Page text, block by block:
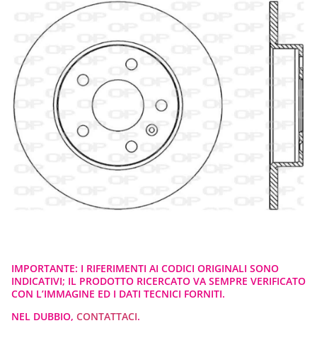
IMPORTANTE: I RIFERIMENTI AI CODICI ORIGINALI SONO
INDICATIVI; IL PRODOTTO RICERCATO VA SEMPRE VERIFICATO
CON L’IMMAGINE ED I DATI TECNICI FORNITI.
NEL DUBBIO, CONTATTACI.